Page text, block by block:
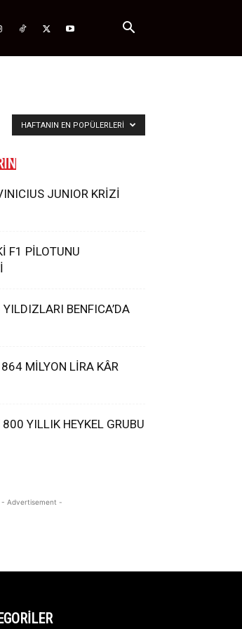
HAFTANIN EN POPÜLERLERI
JUNIOR KRİZİ
F1 PİLOTUNU
YILDIZLARI BENFICA’DA
MİLYON LİRA KÂR
YILLIK HEYKEL GRUBU
- Advertisement -